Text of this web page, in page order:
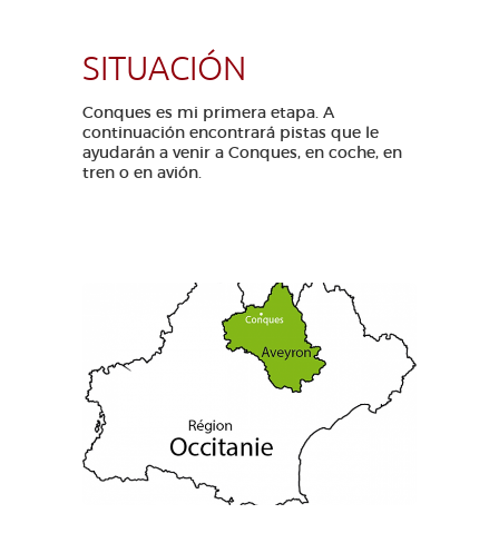
SITUACIÓN
Conques es mi primera etapa. A
continuación encontrará pistas que le
ayudarán a venir a Conques, en coche, en
tren o en avión.